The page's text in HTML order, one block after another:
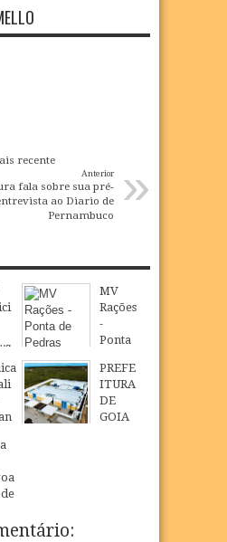
recente »
Anterior
fala sobre sua pré-
ao Diario de
Pernambuco
MV
Rações
-
Ponta
Pedra
s
08 Aug 2026
PREFE
ITURA
DE
GOIA